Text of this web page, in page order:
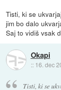
Tisti, ki se
jim bo dalo
Saj to vidiš vsak
Okapi
:: 16. dec
Tisti, ki se